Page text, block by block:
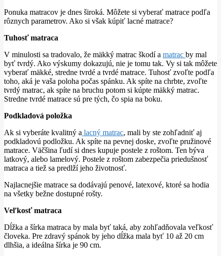
Ponuka matracov je dnes široká. Môžete si vyberať matrace podľa
rôznych parametrov. Ako si však kúpiť lacné matrace?
Tuhosť matraca
V minulosti sa tradovalo, že mäkký matrac škodí a matrac by mal
byť tvrdý. Ako výskumy dokazujú, nie je tomu tak. Vy si tak môžete
vyberať mäkké, stredne tvrdé a tvrdé matrace. Tuhosť zvoľte podľa
toho, aká je vaša poloha počas spánku. Ak spíte na chrbte, zvoľte
tvrdý matrac, ak spíte na bruchu potom si kúpte mäkký matrac.
Stredne tvrdé matrace sú pre tých, čo spia na boku.
Podkladová položka
Ak si vyberáte kvalitný a lacný matrac, mali by ste zohľadniť aj
podkladovú podložku. Ak spíte na pevnej doske, zvoľte pružinové
matrace. Väčšina ľudí si dnes kupuje postele z roštom. Ten býva
latkový, alebo lamelový. Postele z roštom zabezpečia priedušnosť
matraca a tiež sa predlží jeho životnosť.
Najlacnejšie matrace sa dodávajú penové, latexové, ktoré sa hodia
na všetky bežne dostupné rošty.
Veľkosť matraca
Dĺžka a šírka matraca by mala byť taká, aby zohľadňovala veľkosť
človeka. Pre zdravý spánok by jeho dĺžka mala byť 10 až 20 cm
dlhšia, a ideálna šírka je 90 cm.